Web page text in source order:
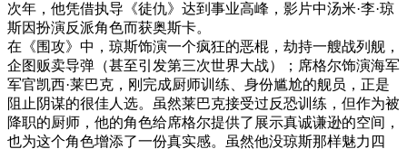
次年，他凭借执导《徒仇》达到事业高峰，影片中汤米·李·琼
斯因扮演反派角色而获奥斯卡。
在《围攻》中，琼斯饰演一个疯狂的恶棍，劫持一艘战列舰，
企图贩卖导弹（甚至引发第三次世界大战）；席格尔饰演海军
军官凯西·莱巴克，刚完成厨师训练、身份尴尬的舰员，正是
阻止阴谋的很佳人选。虽然莱巴克接受过反恐训练，但作为被
降职的厨师，他的角色给席格尔提供了展示真诚谦逊的空间，
也为这个角色增添了一份真实感。虽然他没琼斯那样魅力四